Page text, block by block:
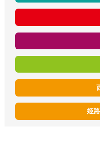
姫